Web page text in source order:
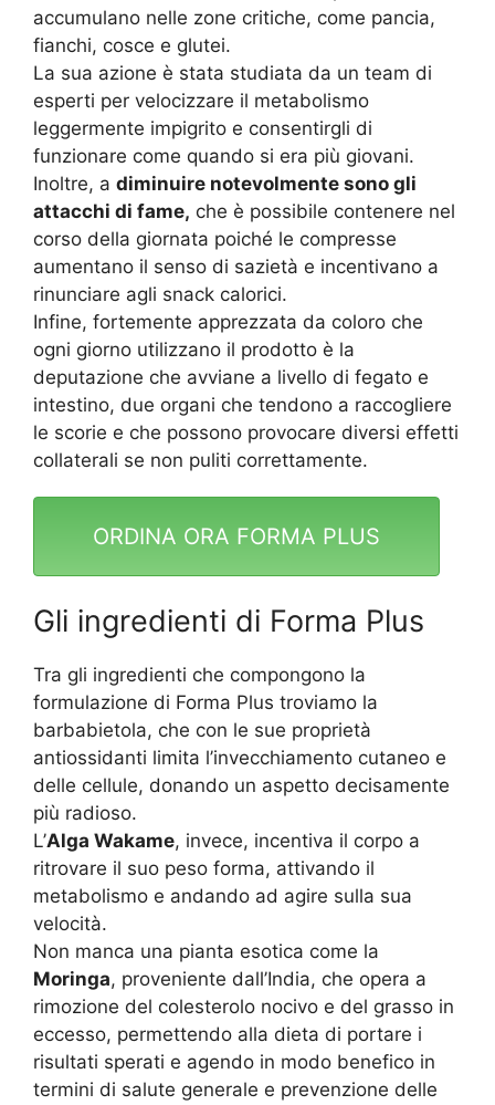
accumulano nelle zone critiche, come pancia,
fianchi, cosce e glutei.
La sua azione è stata studiata da un team di
esperti per velocizzare il metabolismo
leggermente impigrito e consentirgli di
funzionare come quando si era più giovani.
Inoltre, a diminuire notevolmente sono gli
attacchi di fame, che è possibile contenere nel
corso della giornata poiché le compresse
aumentano il senso di sazietà e incentivano a
rinunciare agli snack calorici.
Infine, fortemente apprezzata da coloro che
ogni giorno utilizzano il prodotto è la
deputazione che avviane a livello di fegato e
intestino, due organi che tendono a raccogliere
le scorie e che possono provocare diversi effetti
collaterali se non puliti correttamente.
ORDINA ORA FORMA PLUS
Gli ingredienti di Forma Plus
Tra gli ingredienti che compongono la
formulazione di Forma Plus troviamo la
barbabietola, che con le sue proprietà
antiossidanti limita l’invecchiamento cutaneo e
delle cellule, donando un aspetto decisamente
più radioso.
L’Alga Wakame, invece, incentiva il corpo a
ritrovare il suo peso forma, attivando il
metabolismo e andando ad agire sulla sua
velocità.
Non manca una pianta esotica come la
Moringa, proveniente dall’India, che opera a
rimozione del colesterolo nocivo e del grasso in
eccesso, permettendo alla dieta di portare i
risultati sperati e agendo in modo benefico in
termini di salute generale e prevenzione delle